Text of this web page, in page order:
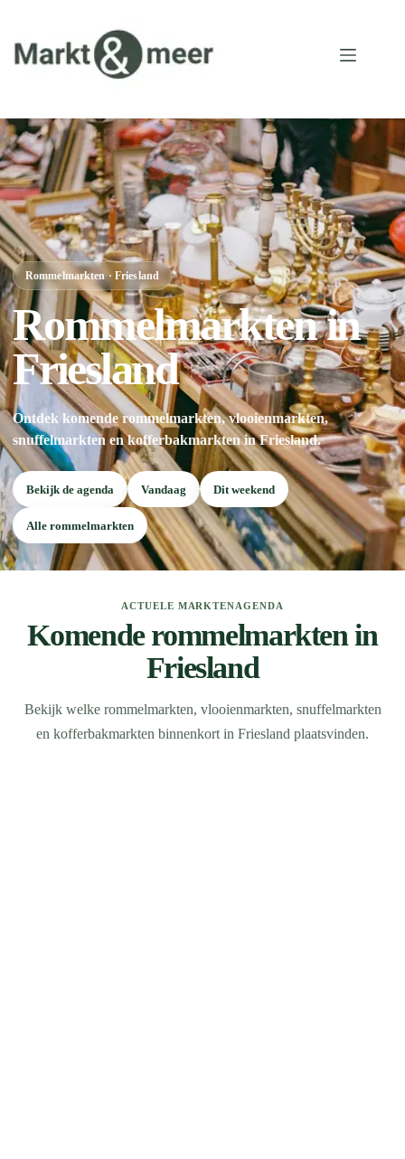
Rommelmarkten · Friesland
Rommelmarkten in
Friesland
Ontdek komende rommelmarkten, vlooienmarkten,
snuffelmarkten en kofferbakmarkten in Friesland.
Bekijk de agenda Vandaag Dit weekend
Alle rommelmarkten
ACTUELE MARKTENAGENDA
Komende rommelmarkten in
Friesland
Bekijk welke rommelmarkten, vlooienmarkten, snuffelmarkten
en kofferbakmarkten binnenkort in Friesland plaatsvinden.